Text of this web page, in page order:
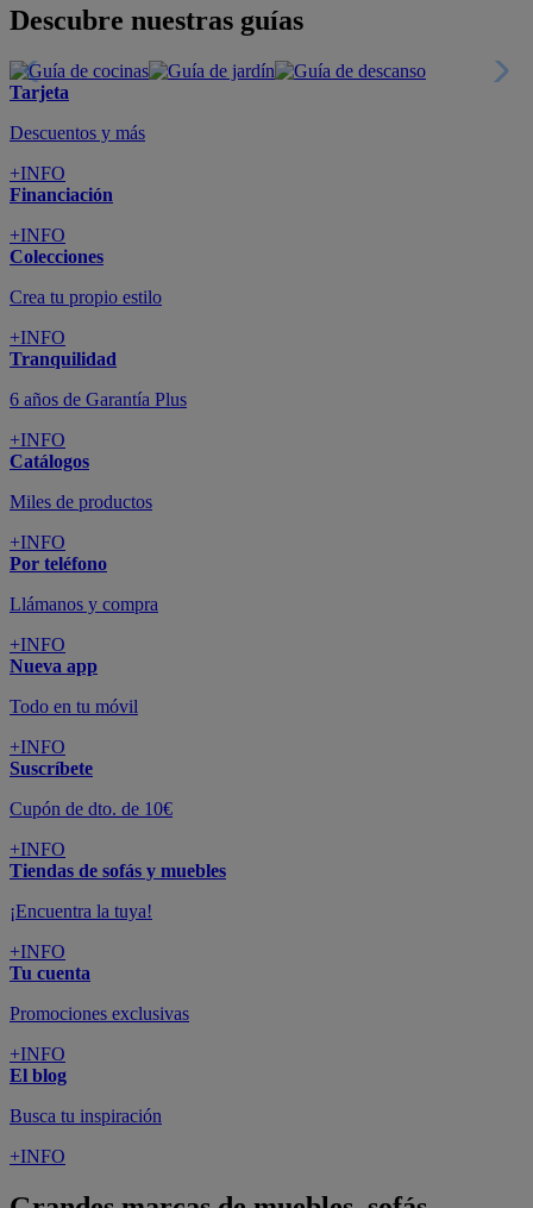
Descubre nuestras guías
Tarjeta
Descuentos y más
+INFO
Financiación
+INFO
Colecciones
Crea tu propio estilo
+INFO
Tranquilidad
6 años de Garantía Plus
+INFO
Catálogos
Miles de productos
+INFO
Por teléfono
Llámanos y compra
+INFO
Nueva app
Todo en tu móvil
+INFO
Suscríbete
Cupón de dto. de 10€
+INFO
Tiendas de sofás y muebles
¡Encuentra la tuya!
+INFO
Tu cuenta
Promociones exclusivas
+INFO
El blog
Busca tu inspiración
+INFO